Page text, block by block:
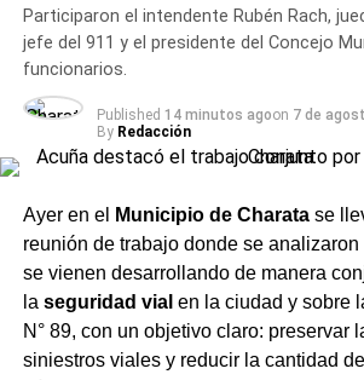
desayuno de camaradería que Rach
voluntarios a primera hora del día,
tuvo presencia concreta y sostenida.
municipal reafirmaron el compromiso
reconocimiento que en esta ocasión
como material.
noticias de
CharataChaco.Net.
Participaron el intendente Rubén Rach,
jefe del 911 y el presidente del Concejo
funcionarios.
Published 14 minutos agoon 7 de
By Redacción
Ayer en el Municipio de Charatase
reunión de trabajo donde se
se vienen desarrollando de manera
la seguridad vial en la ciudad y sobre
N° 89, con un objetivo claro: preservar
siniestros viales y reducir la cantidad